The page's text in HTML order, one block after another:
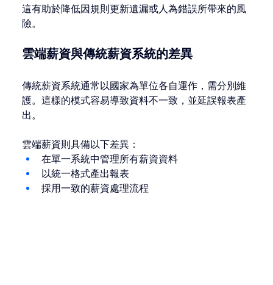
這有助於降低因規則更新遺漏或人為錯誤所帶來的風
險。
雲端薪資與傳統薪資系統的差異
傳統薪資系統通常以國家為單位各自運作，需分別維
護。這樣的模式容易導致資料不一致，並延誤報表產
出。
雲端薪資則具備以下差異：
在單一系統中管理所有薪資資料
以統一格式產出報表
採用一致的薪資處理流程